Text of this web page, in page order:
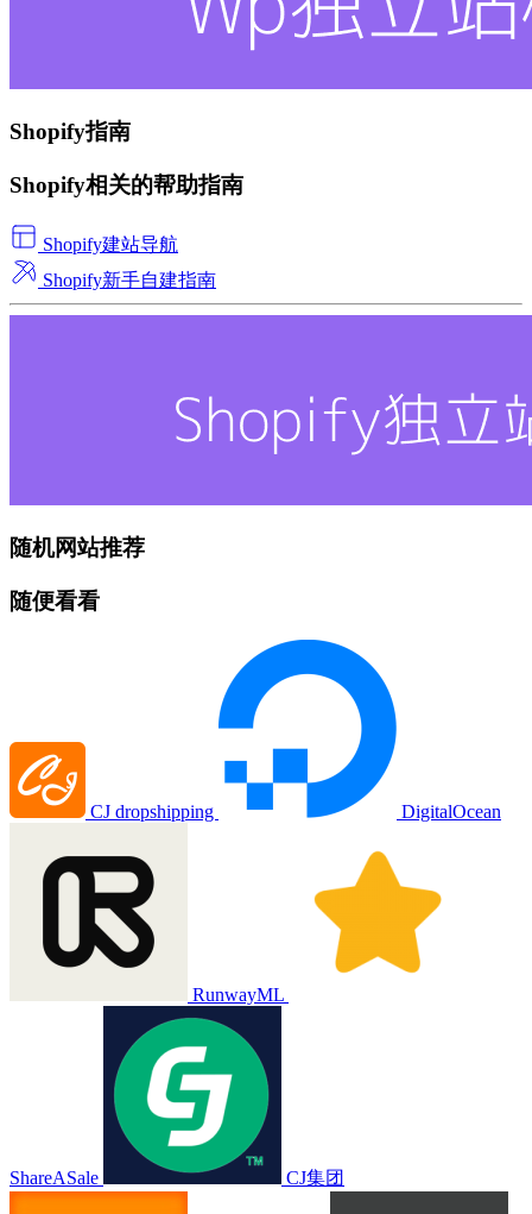
Shopify指南
Shopify相关的帮助指南
Shopify建站导航
Shopify新手自建指南
随机网站推荐
随便看看
CJ dropshipping DigitalOcean
RunwayML
ShareASale CJ集团